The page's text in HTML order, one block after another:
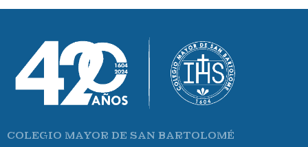
COLEGIO MAYOR DE SAN BARTOLOMÉ